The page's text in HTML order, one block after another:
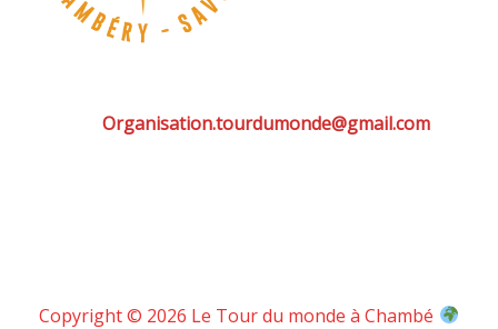
Organisation.tourdumonde@gmail.com
Copyright © 2026 Le Tour du monde à Chambé